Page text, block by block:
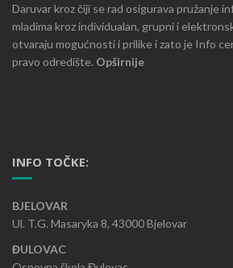
Daruvar kroz čiji se rad osigurava pružanje
mladima kroz individualan, grupni i
otvaraju mogućnosti i prilike i zato je Info
pravo odredište. Opširnije
INFO TOČKE:
BJELOVAR
Ul. T.G. Masaryka 8, 43000 Bjelovar
ĐULOVAC